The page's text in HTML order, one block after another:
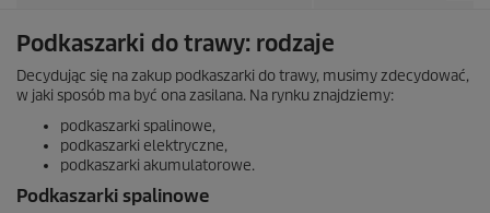
Podkaszarki do trawy: rodzaje
Decydując się na zakup podkaszarki do trawy, musimy zdecydować,
w jaki sposób ma być ona zasilana. Na rynku znajdziemy:
podkaszarki spalinowe,
podkaszarki elektryczne,
podkaszarki akumulatorowe.
Podkaszarki spalinowe